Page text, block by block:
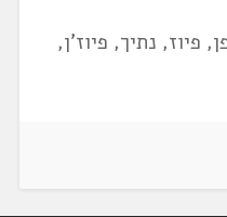
פיוז, נתיך, פיוז'ן,